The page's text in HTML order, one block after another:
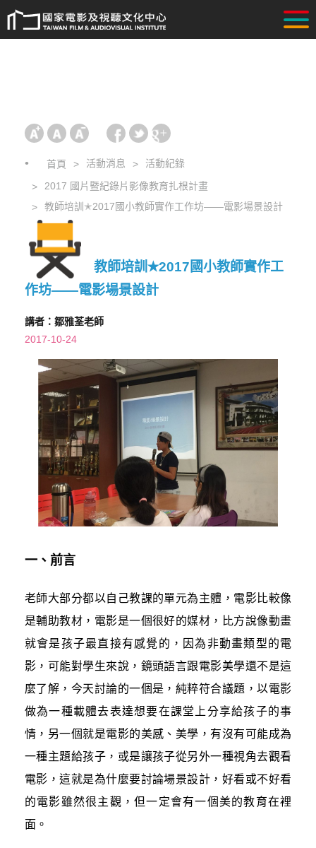
首頁 活動消息
活動紀錄
2017 國片暨紀錄片影像教育扎根計畫
教師培訓✭2017國小教師實作工作坊——電影場景設計
教師培訓✭2017國小教師實作工
作坊——電影場景設計
講者：鄒雅荃老師
2017-10-24
一、前言
老師大部分都以自己教課的單元為主體，電影比較像
是輔助教材，電影是一個很好的媒材，比方說像動畫
就會是孩子最直接有感覺的，因為非動畫類型的電
影，可能對學生來說，鏡頭語言跟電影美學還不是這
麼了解，今天討論的一個是，純粹符合議題，以電影
做為一種載體去表達想要在課堂上分享給孩子的事
情，另一個就是電影的美感、美學，有沒有可能成為
一種主題給孩子，或是讓孩子從另外一種視角去觀看
電影，這就是為什麼要討論場景設計，好看或不好看
的電影雖然很主觀，但一定會有一個美的教育在裡
面。